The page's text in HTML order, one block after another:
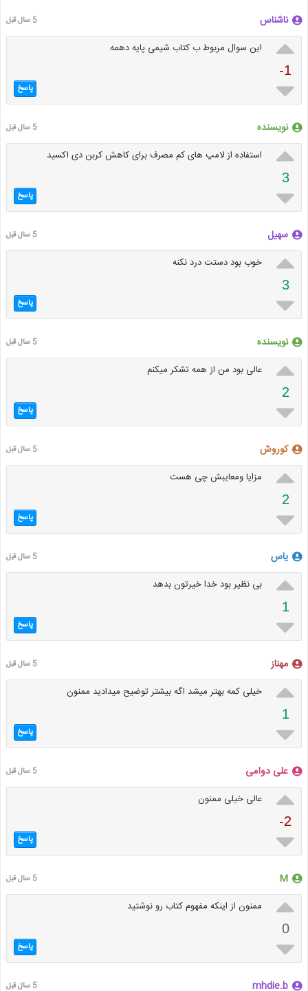
ناشناس 5 سال قبل

-1

این سوال مربوط ب کتاب شیمی پایه دهمه
پاسخ
نویسنده 5 سال قبل

3

استفاده از لامپ های کم مصرف برای کاهش کربن دی اکسید
پاسخ
سهیل 5 سال قبل

3

خوب بود دستت درد نکنه
پاسخ
نویسنده 5 سال قبل

2

عالی بود من از همه تشکر میکنم
پاسخ
کوروش 5 سال قبل

2

مزایا ومعایبش چی هست
پاسخ
یاس 5 سال قبل

1

بی نظیر بود خدا خیرتون بدهد
پاسخ
مهناز 5 سال قبل

1

خیلی کمه بهتر میشد اگه بیشتر توضیح میدادید ممنون
پاسخ
علی دوامی 5 سال قبل

-2

عالی خیلی ممنون
پاسخ
M 5 سال قبل

0

ممنون از اینکه مفهوم کتاب رو نوشتید
پاسخ
mhdie.b 5 سال قبل